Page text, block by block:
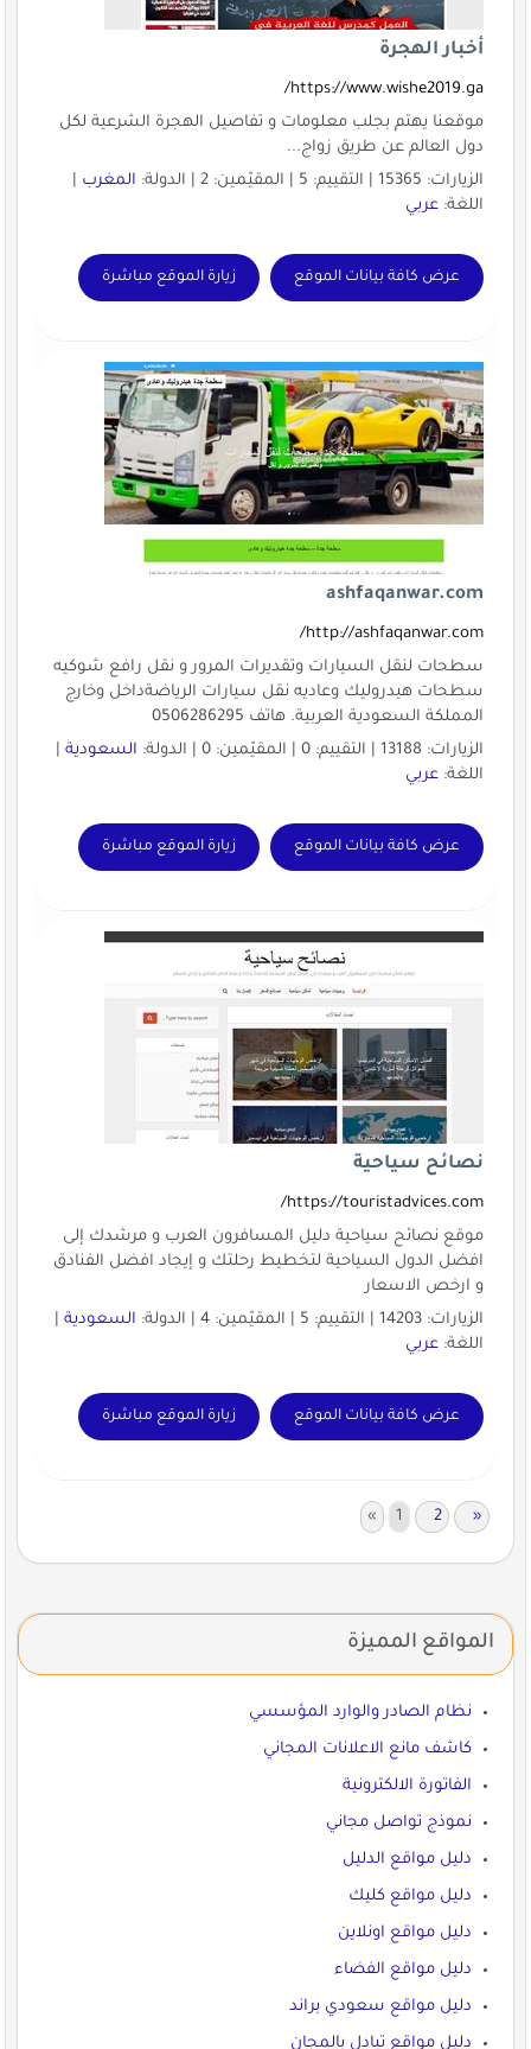
أخبار الهجرة
https://www.wishe2019.ga/
موقعنا يهتم بجلب معلومات و تفاصيل الهجرة الشرعية لكل
دول العالم عن طريق زواج...
الزيارات: 15365 | التقييم: 5 | المقيّمين: 2 | الدولة:
المغرب|
اللغة: عربي
عرض كافة بيانات الموقع زيارة الموقع مباشرة
ashfaqanwar.com
http://ashfaqanwar.com/
سطحات لنقل السيارات وتقديرات المرور و نقل رافع شوكيه
سطحات هيدروليك وعاديه نقل سيارات الرياضةداخل وخارج
المملكة السعودية العربية. هاتف 0506286295
الزيارات: 13188 | التقييم: 0 | المقيّمين: 0 | الدولة:
السعودية|
اللغة: عربي
عرض كافة بيانات الموقع زيارة الموقع مباشرة
نصائح سياحية
https://touristadvices.com/
موقع نصائح سياحية دليل المسافرون العرب و مرشدك إلى
افضل الدول السياحية لتخطيط رحلتك و إيجاد افضل الفنادق
و ارخص الاسعار
الزيارات: 14203 | التقييم: 5 | المقيّمين: 4 | الدولة:
السعودية|
اللغة: عربي
عرض كافة بيانات الموقع زيارة الموقع مباشرة
« 2 »
المواقع المميزة
نظام الصادر والوارد المؤسسي
كاشف مانع الاعلانات المجاني
الفاتورة الالكترونية
نموذج تواصل مجاني
دليل مواقع الدليل
دليل مواقع كليك
دليل مواقع اونلاين
دليل مواقع الفضاء
دليل مواقع سعودي براند
دليل مواقع تبادل بالمجان